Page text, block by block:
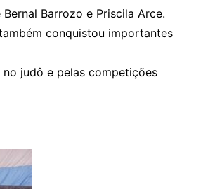
Barrozo e Priscila Arce.
conquistou importantes
no judô e pelas competições